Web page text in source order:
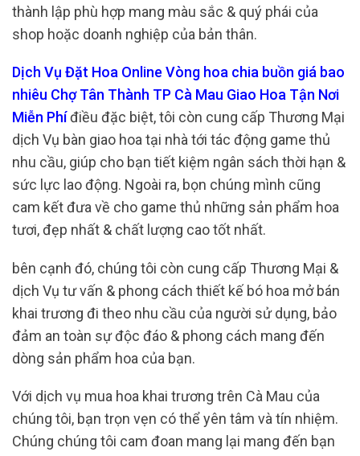
thành lập phù hợp mang màu sắc & quý phái của
shop hoặc doanh nghiệp của bản thân.
Dịch Vụ Đặt Hoa Online Vòng hoa chia buồn giá bao
nhiêu Chợ Tân Thành TP Cà Mau Giao Hoa Tận Nơi
Miễn Phíđiều đặc biệt, tôi còn cung cấp Thương Mại
dịch Vụ bàn giao hoa tại nhà tới tác động game thủ
nhu cầu, giúp cho bạn tiết kiệm ngân sách thời hạn &
sức lực lao động. Ngoài ra, bọn chúng mình cũng
cam kết đưa về cho game thủ những sản phẩm hoa
tươi, đẹp nhất & chất lượng cao tốt nhất.
bên cạnh đó, chúng tôi còn cung cấp Thương Mại &
dịch Vụ tư vấn & phong cách thiết kế bó hoa mở bán
khai trương đi theo nhu cầu của người sử dụng, bảo
đảm an toàn sự độc đáo & phong cách mang đến
dòng sản phẩm hoa của bạn.
Với dịch vụ mua hoa khai trương trên Cà Mau của
chúng tôi, bạn trọn vẹn có thể yên tâm và tín nhiệm.
Chúng chúng tôi cam đoan mang lại mang đến bạn